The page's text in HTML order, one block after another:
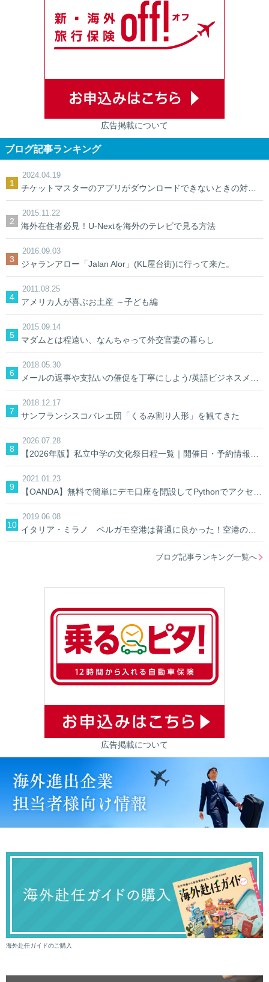
広告掲載について
ブログ記事ランキング
2024.04.19
チケットマスターのアプリがダウンロードできないときの対処法【裏ワザ】
2015.11.22
海外在住者必見！U-Nextを海外のテレビで見る方法
2016.09.03
ジャランアロー「Jalan Alor」(KL屋台街)に行って来た。
2011.08.25
アメリカ人が喜ぶお土産 ～子ども編
2015.09.14
マダムとは程遠い、なんちゃって外交官妻の暮らし
2018.05.30
メールの返事や支払いの催促を丁寧にしよう/英語ビジネスメール
2018.12.17
サンフランシスコバレエ団「くるみ割り人形」を観てきた
2026.07.28
【2026年版】私立中学の文化祭日程一覧｜開催日・予約情報を学校別に検索
2021.01.23
【OANDA】無料で簡単にデモ口座を開設してPythonでアクセスしてみる。【AIでFX】
2019.06.08
イタリア・ミラノ ベルガモ空港は普通に良かった！空港の中&空港への行き方
ブログ記事ランキング一覧へ
広告掲載について
海外赴任ガイドのご購入